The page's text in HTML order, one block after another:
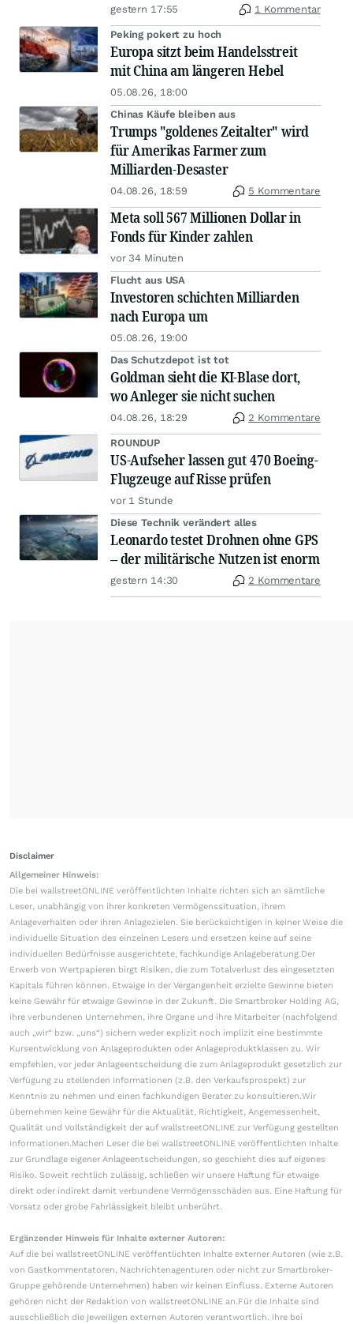
gestern 17:55 1 Kommentar
Peking pokert zu hoch
Europa sitzt beim Handelsstreit
mit China am längeren Hebel
05.08.26, 18:00
Chinas Käufe bleiben aus
Trumps "goldenes Zeitalter" wird
für Amerikas Farmer zum
Milliarden-Desaster
04.08.26, 18:59 5 Kommentare
Meta soll 567 Millionen Dollar in
Fonds für Kinder zahlen
vor 34 Minuten
Flucht aus USA
Investoren schichten Milliarden
nach Europa um
05.08.26, 19:00
Das Schutzdepot ist tot
Goldman sieht die KI-Blase dort,
wo Anleger sie nicht suchen
04.08.26, 18:29 2 Kommentare
ROUNDUP
US-Aufseher lassen gut 470 Boeing-
Flugzeuge auf Risse prüfen
vor 1 Stunde
Diese Technik verändert alles
Leonardo testet Drohnen ohne GPS
– der militärische Nutzen ist enorm
gestern 14:30 2 Kommentare
Disclaimer
Allgemeiner Hinweis:
Die bei wallstreetONLINE veröffentlichten Inhalte richten sich an sämtliche
Leser, unabhängig von ihrer konkreten Vermögenssituation, ihrem
Anlageverhalten oder ihren Anlagezielen. Sie berücksichtigen in keiner Weise die
individuelle Situation des einzelnen Lesers und ersetzen keine auf seine
individuellen Bedürfnisse ausgerichtete, fachkundige Anlageberatung.Der
Erwerb von Wertpapieren birgt Risiken, die zum Totalverlust des eingesetzten
Kapitals führen können. Etwaige in der Vergangenheit erzielte Gewinne bieten
keine Gewähr für etwaige Gewinne in der Zukunft. Die Smartbroker Holding AG,
ihre verbundenen Unternehmen, ihre Organe und ihre Mitarbeiter (nachfolgend
auch „wir“ bzw. „uns“) sichern weder explizit noch implizit eine bestimmte
Kursentwicklung von Anlageprodukten oder Anlageproduktklassen zu. Wir
empfehlen, vor jeder Anlageentscheidung die zum Anlageprodukt gesetzlich zur
Verfügung zu stellenden Informationen (z.B. den Verkaufsprospekt) zur
Kenntnis zu nehmen und einen fachkundigen Berater zu konsultieren.Wir
übernehmen keine Gewähr für die Aktualität, Richtigkeit, Angemessenheit,
Qualität und Vollständigkeit der auf wallstreetONLINE zur Verfügung gestellten
Informationen.Machen Leser die bei wallstreetONLINE veröffentlichten Inhalte
zur Grundlage eigener Anlageentscheidungen, so geschieht dies auf eigenes
Risiko. Soweit rechtlich zulässig, schließen wir unsere Haftung für etwaige
direkt oder indirekt damit verbundene Vermögensschäden aus. Eine Haftung für
Vorsatz oder grobe Fahrlässigkeit bleibt unberührt.
Ergänzender Hinweis für Inhalte externer Autoren:
Auf die bei wallstreetONLINE veröffentlichten Inhalte externer Autoren (wie z.B.
von Gastkommentatoren, Nachrichtenagenturen oder nicht zur Smartbroker-
Gruppe gehörende Unternehmen) haben wir keinen Einfluss. Externe Autoren
gehören nicht der Redaktion von wallstreetONLINE an.Für die Inhalte sind
ausschließlich die jeweiligen externen Autoren verantwortlich. Ihre bei